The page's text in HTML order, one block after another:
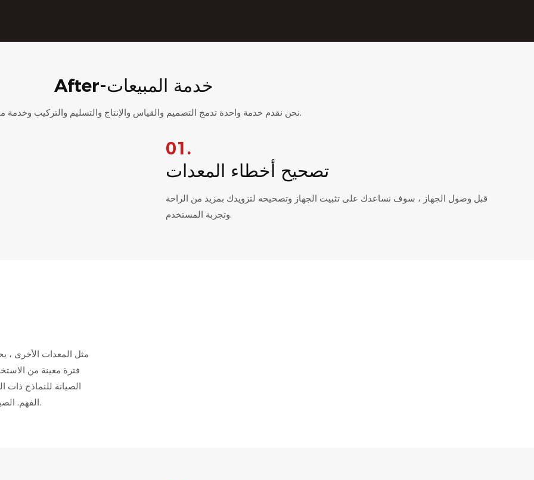
After-خدمة المبيعات
نحن نقدم خدمة واحدة تدمج التصميم والقياس والإنتاج والتسليم والتركيب وخدمة ما بعد البيع.
01.
تصحيح أخطاء المعدات
قبل وصول الجهاز ، سوف نساعدك على تثبيت الجهاز وتصحيحه لتزويدك بمزيد من الراحة
وتجربة المستخدم.
مثل المعدات الأخرى ،
فترة معينة من
الصيانة للنماذج
الفهم. الصيانة المناسبة يمكن أن تقلل بشكل كبير من خطر فشل المعدات.